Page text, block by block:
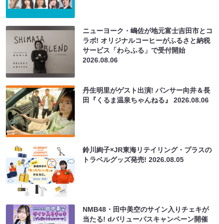
ニューヨーク・嶋佐が地元富士吉田市とコ
ラボ! オリジナルコーヒーがふるさと納税
サービス「わらふる」で受付開始
2026.08.06
丹生明里がゲスト出演! パンサー向井＆長
田『くるま温泉ちゃんねる』2026.08.06
鈴川絢子×JR東海リテイリング・プラスの
トラベルグッズ発売!2026.08.05
NMB48・田中美空のサイン入りチェキが
当たる! dバリューパスキャンペーン開催